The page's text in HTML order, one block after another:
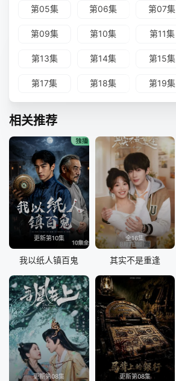
第05集 第06集 第07集
第09集 第10集 第11集
第13集 第14集 第15集
第17集 第18集 第19集
相关推荐
更新第10集
我以纸人镇百鬼
全16集
其实不是重逢
更新第08集 更新第08集